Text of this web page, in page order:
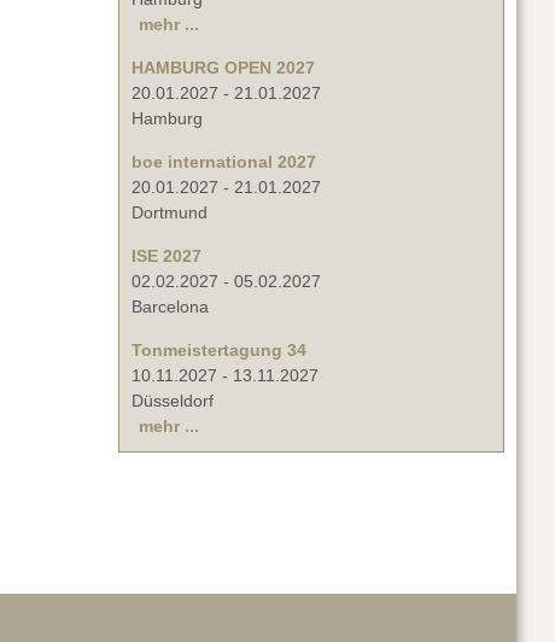
mehr ...
HAMBURG OPEN 2027
20.01.2027 - 21.01.2027
Hamburg
boe international 2027
20.01.2027 - 21.01.2027
Dortmund
ISE 2027
02.02.2027 - 05.02.2027
Barcelona
Tonmeistertagung 34
10.11.2027 - 13.11.2027
Düsseldorf
mehr ...